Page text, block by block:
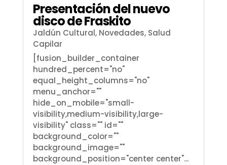
Presentación del nuevo
disco de Fraskito
Jaldún Cultural, Novedades, Salud
Capilar
[fusion_builder_container
hundred_percent="no"
equal_height_columns="no"
menu_anchor=""
hide_on_mobile="small-
visibility,medium-visibility,large-
visibility" class="" id=""
background_color=""
background_image=""
background_position="center center"...